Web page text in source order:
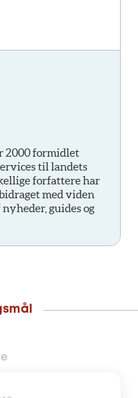
2000 formidlet
til landets
forfattere har
med viden
guides og